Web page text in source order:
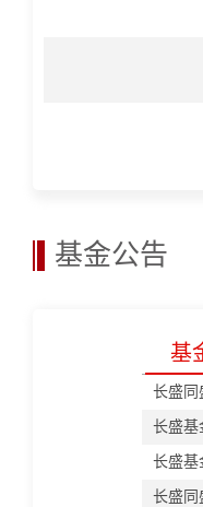
基金公告
基
长盛同
长盛基
长盛基
长盛同